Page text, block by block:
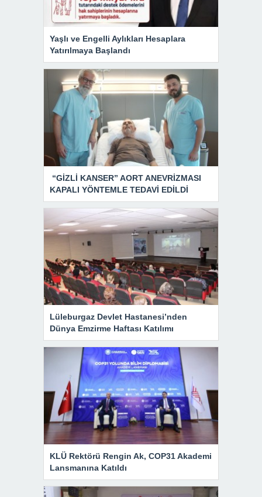
Yaşlı ve Engelli Aylıkları Hesaplara
Yatırılmaya Başlandı
“GİZLİ KANSER” AORT ANEVRİZMASI
KAPALI YÖNTEMLE TEDAVİ EDİLDİ
Lüleburgaz Devlet Hastanesi’nden
Dünya Emzirme Haftası Katılımı
KLÜ Rektörü Rengin Ak, COP31 Akademi
Lansmanına Katıldı